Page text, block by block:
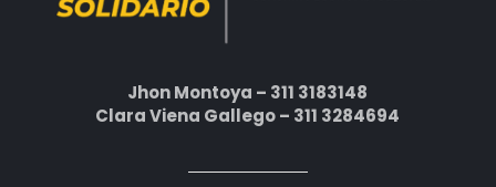
Jhon Montoya – 311 3183148
Clara Viena Gallego – 311 3284694